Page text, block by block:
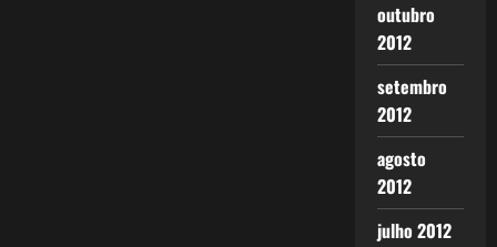
outubro
2012
setembro
2012
agosto
2012
julho 2012